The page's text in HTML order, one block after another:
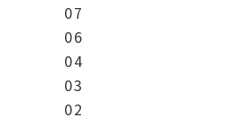
07
06
04
03
02